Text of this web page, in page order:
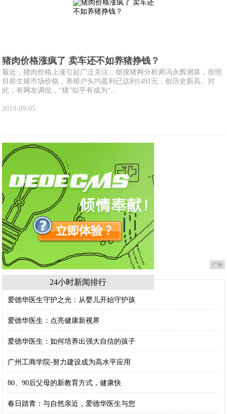
猪肉价格涨疯了 卖车还不如养猪挣钱？
最近，猪肉价格上涨引起广泛关注，据搜猪网分析师冯永辉测算，按照
目前生猪市场价格，养殖户头均盈利已达到1491元，创历史新高。对
此，有网友调侃，“猪”似乎有成为“...
2019-09-05
广告
24小时新闻排行
爱德华医生守护之光：从婴儿开始守护孩
爱德华医生：点亮健康新视界
爱德华医生：如何培养出强大自信的孩子
广州工商学院-努力建设成为高水平应用
80、90后父母的新教育方式，健康快
春日踏青：与自然亲近，爱德华医生与您